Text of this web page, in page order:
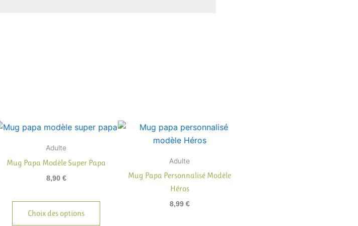
Adulte
Mug Papa Modèle Super Papa
8,90 €
Choix des options
Adulte
Mug Papa Personnalisé Modèle
Héros
8,99 €